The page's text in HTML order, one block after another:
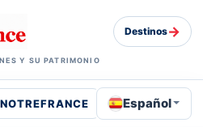
Y SU PATRIMONIO
Destinos→
Español